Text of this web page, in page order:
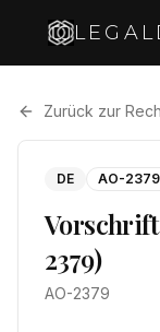
Zurück zur
DE AO-2379
2379)
AO-2379